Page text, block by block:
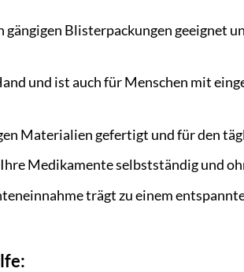
Blisterpackungen geeignet
und ist auch für Menschen mit
Materialien gefertigt und für den
Medikamente selbstständig und
trägt zu einem